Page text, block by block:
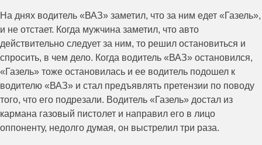
На днях водитель «ВАЗ» заметил, что за ним едет «Газель»,
и не отстает. Когда мужчина заметил, что авто
действительно следует за ним, то решил остановиться и
спросить, в чем дело. Когда водитель «ВАЗ» остановился,
«Газель» тоже остановилась и ее водитель подошел к
водителю «ВАЗ» и стал предъявлять претензии по поводу
того, что его подрезали. Водитель «Газель» достал из
кармана газовый пистолет и направил его в лицо
оппоненту, недолго думая, он выстрелил три раза.